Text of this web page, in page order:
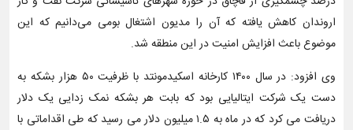
اروندان کاهش یافته که آن را مدیون اشتغال بومی می‌دانیم که این
موضوع باعث افزایش امنیت در این منطقه شد.
وی افزود: در سال ۱۴۰۰ کارخانه اسکیدمونتد با ظرفیت ۵۰ هزار بشکه به
دست یک شرکت ایتالیایی بود که بابت هر بشکه نمک زدایی یک دلار
دریافت می کرد که در ماه به ۱.۵ میلیون دلار می رسید که طی اقداماتی با